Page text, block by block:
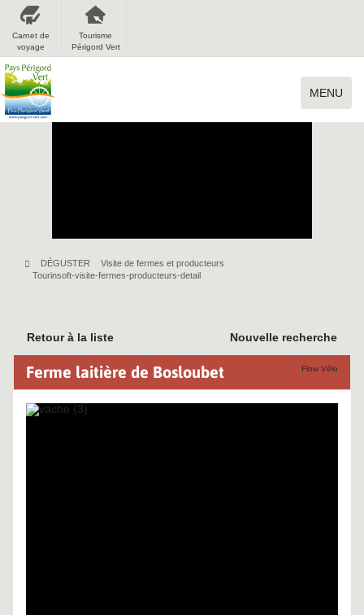
Carnet de
voyage
Tourisme
Périgord Vert
MENU
DÉGUSTER
Visite de fermes et producteurs
Tourinsoft-visite-fermes-producteurs-detail
Nouvelle recherche
Retour à la liste
Flow Vélo
Ferme laitière de Bosloubet